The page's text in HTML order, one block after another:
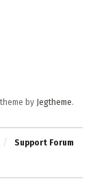
by Jegtheme.
Support Forum